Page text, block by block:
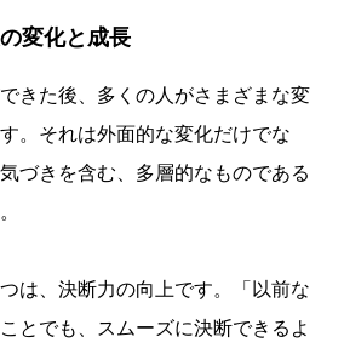
変化と成長
きた後、多くの人がさまざまな変
。それは外面的な変化だけでな
づきを含む、多層的なものである
は、決断力の向上です。「以前な
とでも、スムーズに決断できるよ